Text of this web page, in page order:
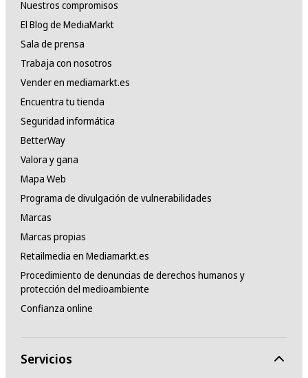
Nuestros compromisos
El Blog de MediaMarkt
Sala de prensa
Trabaja con nosotros
Vender en mediamarkt.es
Encuentra tu tienda
Seguridad informática
BetterWay
Valora y gana
Mapa Web
Programa de divulgación de vulnerabilidades
Marcas
Marcas propias
Retailmedia en Mediamarkt.es
Procedimiento de denuncias de derechos humanos y
protección del medioambiente
Confianza online
Servicios